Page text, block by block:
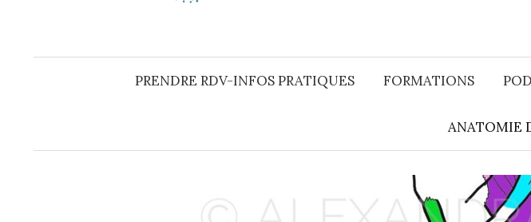
PRENDRE RDV-INFOS PRATIQUES FORMATIONS
ANATOMIE